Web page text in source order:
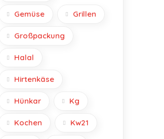
Gemüse Grillen
Großpackung
Halal
Hirtenkäse
Hünkar Kg
Kochen Kw21